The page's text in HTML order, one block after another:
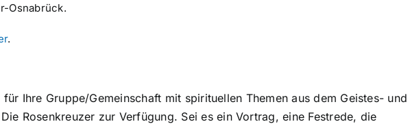
Osnabrück.
.
Ihre Gruppe/Gemeinschaft mit spirituellen Themen aus dem Geistes- und
Rosenkreuzer zur Verfügung. Sei es ein Vortrag, eine Festrede, die